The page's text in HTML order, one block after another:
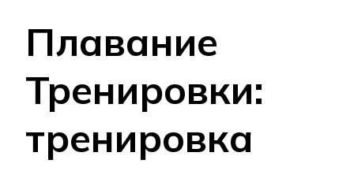
Плавание
Тренировки:
тренировка